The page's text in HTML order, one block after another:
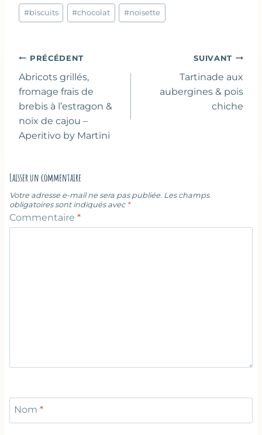
Étiquettes
de
#biscuits #chocolat #noisette
Navigation
de
l’article
PRÉCÉDENT
Abricots grillés,
fromage frais de
brebis à l’estragon &
noix de cajou –
Aperitivo by Martini
SUIVANT
Tartinade aux
aubergines & pois
chiche
Laisser un commentaire
Votre adresse e-mail ne sera pas publiée. Les champs
obligatoires sont indiqués avec *
Commentaire *
Nom *